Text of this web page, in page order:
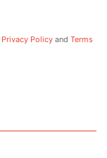
Privacy Policy and Terms